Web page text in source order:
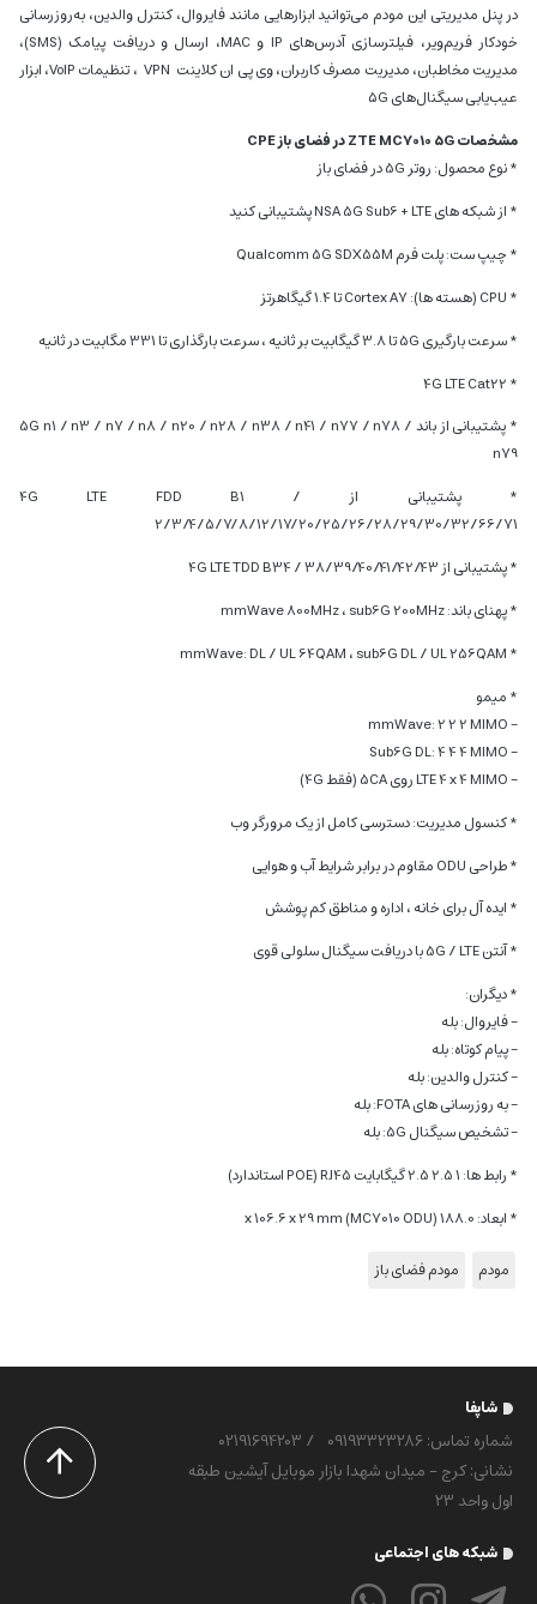
در پنل مدیریتی این مودم می‌توانید ابزارهایی مانند فایروال، کنترل والدین، به‌روزرسانی
خودکار فریم‌ویر، فیلترسازی آدرس‌های IP و MAC، ارسال و دریافت پیامک (SMS)،
مدیریت مخاطبان، مدیریت مصرف کاربران، وی پی ان کلاینت VPN
، تنظیمات VoIP، ابزار
عیب‌یابی سیگنال‌های ۵G
مشخصات ZTE MC7010 5G در فضای باز CPE
* نوع محصول: روتر 5G در فضای باز
* از شبکه های NSA 5G Sub6 + LTE پشتیبانی کنید
* چیپ ست: پلت فرم Qualcomm 5G SDX55M
* سرعت بارگیری 5G تا 3.8 گیگابیت بر ثانیه ، سرعت بارگذاری تا 331 مگابیت در ثانیه
* پشتیبانی از باند 5G n1 / n3 / n7 / n8 / n20 / n28 / n38 / n41 / n77 / n78 /
n79
* پشتیبانی از 4G LTE FDD B1 /
2/3/4/5/7/8/12/17/20/25/26/28/29/30/32/66/71
* پشتیبانی از 4G LTE TDD B34 / 38/39/40/41/42/43
* پهنای باند: mmWave 800MHz ، sub6G 200MHz
* میمو
* کنسول مدیریت: دسترسی کامل از یک مرورگر وب
* طراحی ODU مقاوم در برابر شرایط آب و هوایی
* ایده آل برای خانه ، اداره و مناطق کم پوشش
* آنتن 5G / LTE با دریافت سیگنال سلولی قوی
* دیگران:
– فایروال: بله
– پیام کوتاه: بله
– کنترل والدین: بله
– به روزرسانی های FOTA: بله
– تشخیص سیگنال 5G: بله
* رابط ها: 1 2.5 2.5 گیگابایت RJ45 (POE استاندارد)
* ابعاد: 188.0 x 106.6 x 29 mm (MC7010 ODU)
مودم مودم فضای باز
شاپفا
شماره تماس‌: 09193323286 /
02191694203
نشانی: کرج - میدان شهدا بازار موبایل آیشین طبقه
اول واحد 23
شبکه های اجتماعی